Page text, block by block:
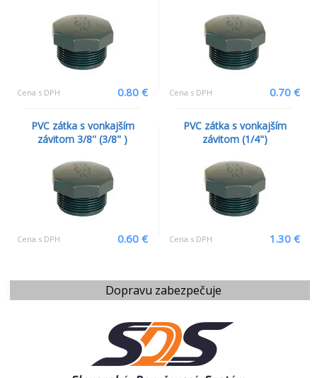
Dopravu zabezpečuje
Cena s DPH 0.80 € Cena s DPH 0.70 €
PVC zátka s vonkajším
závitom 3/8'' (3/8" )
Cena s DPH 0.60 €
PVC zátka s vonkajším
závitom (1/4")
Cena s DPH 1.30 €